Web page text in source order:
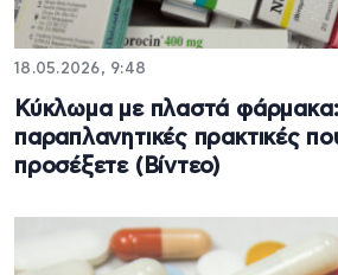
18.05.2026, 9:48
Κύκλωμα με πλαστά
παραπλανητικές πρακτικές
προσέξετε (Βίντεο)